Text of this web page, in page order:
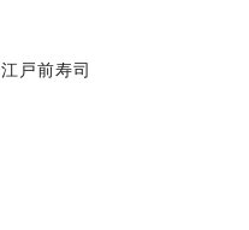
江戸前寿司